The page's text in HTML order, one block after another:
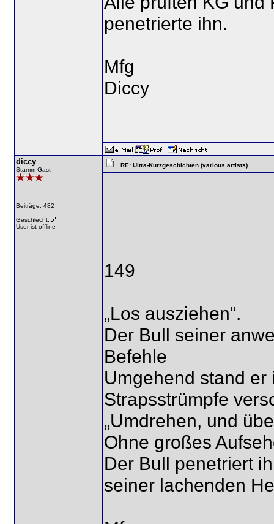
penetrierte ihn.
Mfg
Diccy
diccy
Stamm-Gast
Beiträge: 482
Geschlecht:
User ist offline
RE: Ultra-Kurzgeschichten (various artists)
149
„Los ausziehen“.
Der Bull seiner
Befehle
Umgehend stand er
Strapsstrümpfe
„Umdrehen, und
Ohne großes
Der Bull penetriert
seiner lachenden